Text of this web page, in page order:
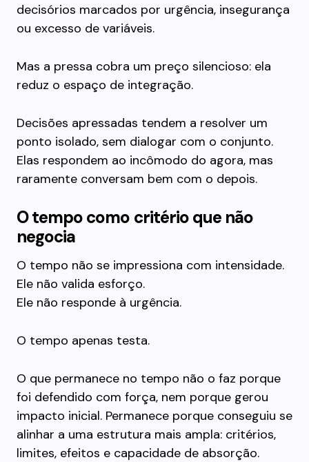
decisórios marcados por urgência, insegurança
ou excesso de variáveis.
Mas a pressa cobra um preço silencioso: ela
reduz o espaço de integração.
Decisões apressadas tendem a resolver um
ponto isolado, sem dialogar com o conjunto.
Elas respondem ao incômodo do agora, mas
raramente conversam bem com o depois.
O tempo como critério que não
negocia
O tempo não se impressiona com intensidade.
Ele não valida esforço.
Ele não responde à urgência.
O tempo apenas testa.
O que permanece no tempo não o faz porque
foi defendido com força, nem porque gerou
impacto inicial. Permanece porque conseguiu se
alinhar a uma estrutura mais ampla: critérios,
limites, efeitos e capacidade de absorção.